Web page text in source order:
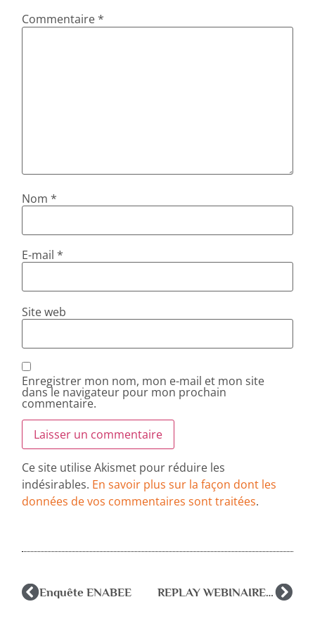
Commentaire*
Nom*
E-mail*
Site web
Enregistrer mon nom, mon e-mail et mon site
dans le navigateur pour mon prochain
commentaire.
Ce site utilise Akismet pour réduire les
indésirables. En savoir plus sur la façon dont les
données de vos commentaires sont traitées.
Enquête ENABEE REPLAY WEBINAIRE Elèves orphelins- quelles perspectives d’accompagnement ? Rôle et place pour le psychologue de l’éducation nationale